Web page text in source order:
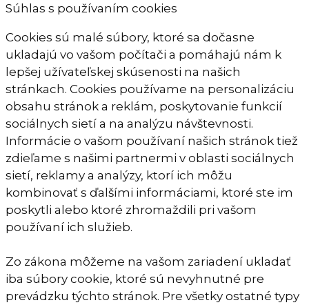
Súhlas s používaním cookies
Cookies sú malé súbory, ktoré sa dočasne
ukladajú vo vašom počítači a pomáhajú nám k
lepšej užívateľskej skúsenosti na našich
stránkach. Cookies používame na personalizáciu
obsahu stránok a reklám, poskytovanie funkcií
sociálnych sietí a na analýzu návštevnosti.
Informácie o vašom používaní našich stránok tiež
zdieľame s našimi partnermi v oblasti sociálnych
sietí, reklamy a analýzy, ktorí ich môžu
kombinovať s ďalšími informáciami, ktoré ste im
poskytli alebo ktoré zhromaždili pri vašom
používaní ich služieb.
Zo zákona môžeme na vašom zariadení ukladať
iba súbory cookie, ktoré sú nevyhnutné pre
prevádzku týchto stránok. Pre všetky ostatné typy